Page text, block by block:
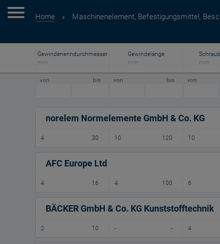
Home Maschinenelement, Befestigungsmittel,
Gewindenenndurchmesser
mm
Gewindelänge
mm
mm
von bis von bis von
norelem Normelemente GmbH & Co. KG
4 30 10 120 10
AFC Europe Ltd
4 16 4 100 6
BÄCKER GmbH & Co. KG Kunststofftechnik
2 10 - - 4